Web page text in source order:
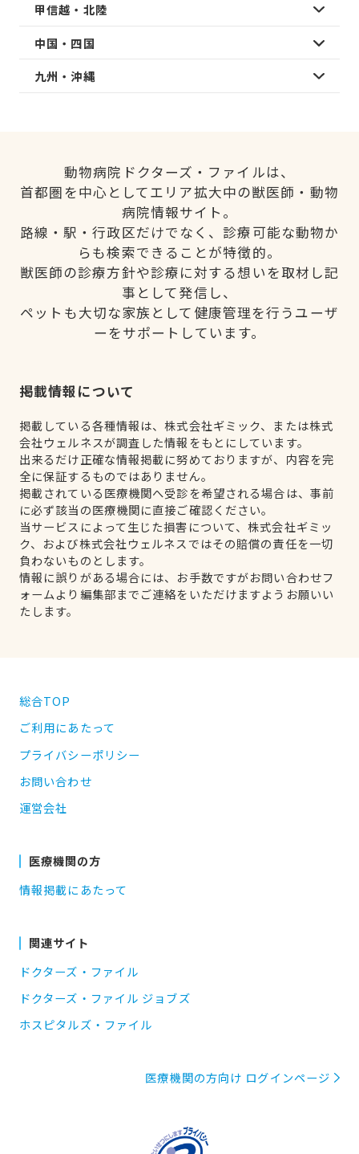
甲信越・北陸
中国・四国
九州・沖縄
動物病院ドクターズ・ファイルは、
首都圏を中心としてエリア拡大中の獣医師・動物
病院情報サイト。
路線・駅・行政区だけでなく、診療可能な動物か
らも検索できることが特徴的。
獣医師の診療方針や診療に対する想いを取材し記
事として発信し、
ペットも大切な家族として健康管理を行うユーザ
ーをサポートしています。
掲載情報について
掲載している各種情報は、株式会社ギミック、または株式
会社ウェルネスが調査した情報をもとにしています。
出来るだけ正確な情報掲載に努めておりますが、内容を完
全に保証するものではありません。
掲載されている医療機関へ受診を希望される場合は、事前
に必ず該当の医療機関に直接ご確認ください。
当サービスによって生じた損害について、株式会社ギミッ
ク、および株式会社ウェルネスではその賠償の責任を一切
負わないものとします。
情報に誤りがある場合には、お手数ですがお問い合わせフ
ォームより編集部までご連絡をいただけますようお願いい
たします。
総合TOP
ご利用にあたって
プライバシーポリシー
お問い合わせ
運営会社
医療機関の方
情報掲載にあたって
関連サイト
ドクターズ・ファイル
ドクターズ・ファイル ジョブズ
ホスピタルズ・ファイル
医療機関の方向け ログインページ